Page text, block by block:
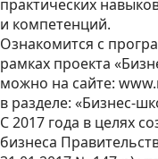
практических
и компетенций.
Ознакомится с
рамках проекта
можно на сайте:
в разделе: «Бизнес-
С 2017 года в целях
бизнеса